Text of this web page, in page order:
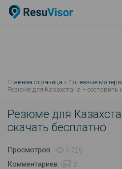
Главная страница » Полезные
Резюме для Казахстана – составить
Резюме для
скачать бесплатно
Просмотров: 4 729
Комментариев: 2